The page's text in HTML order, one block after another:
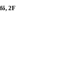
2F